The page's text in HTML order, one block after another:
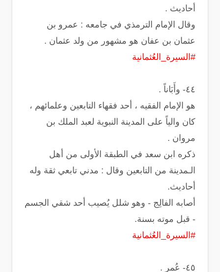
أحاديث .
وقال الإمام الترمذي في جامعه : عمرو بن
عثمان بن عفان هو مشهور من ولد عثمان .
#السيرة_العُثمانية
هو الإمام الفقيه ، أحد فقهاء التابعين وعلمائهم ،
كان والياً على المدينة النبوية لعبد الملك بن
مروان .
ذكره ابن سعد في الطبقة الأولى من أهل
الـمدينة من التابعين وقال : ‏مدني تابعي ثقة وله
أحاديث.
‏أصابه الفالِج - وهو شلل يُصيب أحد شقي الجسم
- قبل موته بسنة.
#السيرة_العُثمانية